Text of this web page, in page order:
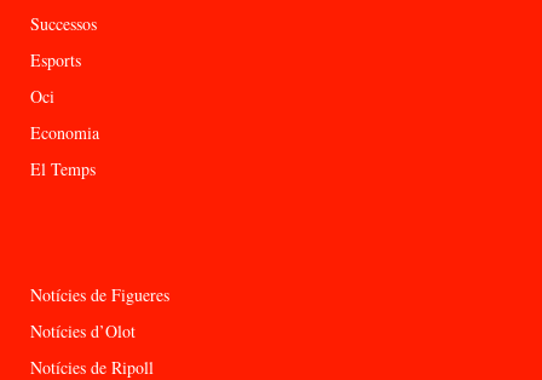
Successos
Esports
Oci
Economia
El Temps
Notícies de Figueres
Notícies d’Olot
Notícies de Ripoll